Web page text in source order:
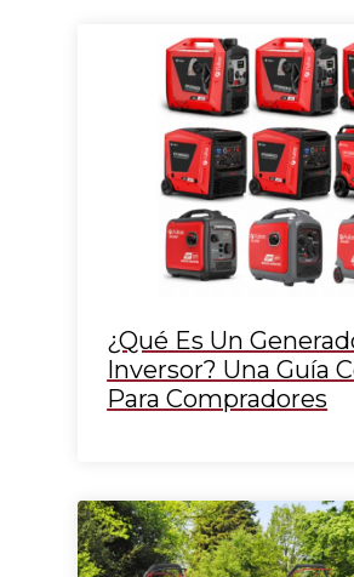
¿Qué Es Un
Inversor? Una Guía
Para Compradores